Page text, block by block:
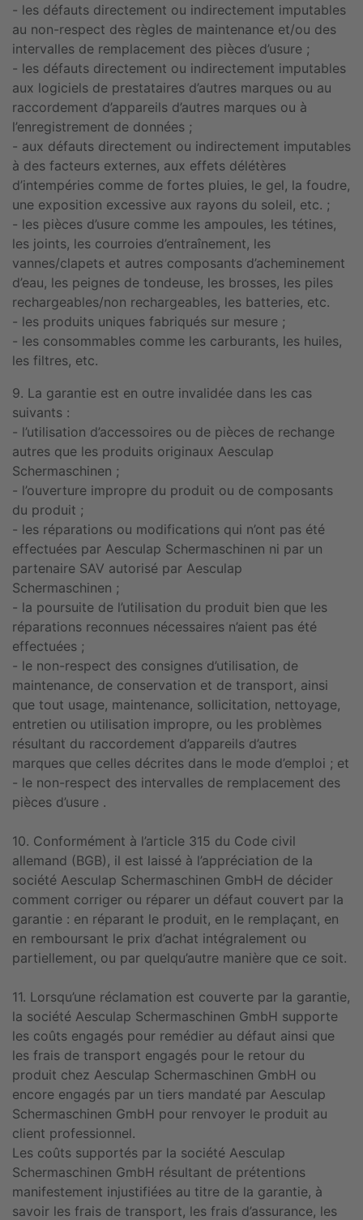
- les défauts directement ou indirectement imputables
au non-respect des règles de maintenance et/ou des
intervalles de remplacement des pièces d’usure ;
- les défauts directement ou indirectement imputables
aux logiciels de prestataires d’autres marques ou au
raccordement d’appareils d’autres marques ou à
l’enregistrement de données ;
- aux défauts directement ou indirectement imputables
à des facteurs externes, aux effets délétères
d’intempéries comme de fortes pluies, le gel, la foudre,
une exposition excessive aux rayons du soleil, etc. ;
- les pièces d’usure comme les ampoules, les tétines,
les joints, les courroies d’entraînement, les
vannes/clapets et autres composants d’acheminement
d’eau, les peignes de tondeuse, les brosses, les piles
rechargeables/non rechargeables, les batteries, etc.
- les produits uniques fabriqués sur mesure ;
- les consommables comme les carburants, les huiles,
les filtres, etc.
9. La garantie est en outre invalidée dans les cas
suivants :
- l’utilisation d’accessoires ou de pièces de rechange
autres que les produits originaux Aesculap
Schermaschinen ;
- l’ouverture impropre du produit ou de composants
du produit ;
- les réparations ou modifications qui n’ont pas été
effectuées par Aesculap Schermaschinen ni par un
partenaire SAV autorisé par Aesculap
Schermaschinen ;
- la poursuite de l’utilisation du produit bien que les
réparations reconnues nécessaires n’aient pas été
effectuées ;
- le non-respect des consignes d’utilisation, de
maintenance, de conservation et de transport, ainsi
que tout usage, maintenance, sollicitation, nettoyage,
entretien ou utilisation impropre, ou les problèmes
résultant du raccordement d’appareils d’autres
marques que celles décrites dans le mode d’emploi ; et
- le non-respect des intervalles de remplacement des
pièces d’usure .
10. Conformément à l’article 315 du Code civil
allemand (BGB), il est laissé à l’appréciation de la
société Aesculap Schermaschinen GmbH de décider
comment corriger ou réparer un défaut couvert par la
garantie : en réparant le produit, en le remplaçant, en
en remboursant le prix d’achat intégralement ou
partiellement, ou par quelqu’autre manière que ce soit.
11. Lorsqu’une réclamation est couverte par la garantie,
la société Aesculap Schermaschinen GmbH supporte
les coûts engagés pour remédier au défaut ainsi que
les frais de transport engagés pour le retour du
produit chez Aesculap Schermaschinen GmbH ou
encore engagés par un tiers mandaté par Aesculap
Schermaschinen GmbH pour renvoyer le produit au
client professionnel.
Les coûts supportés par la société Aesculap
Schermaschinen GmbH résultant de prétentions
manifestement injustifiées au titre de la garantie, à
savoir les frais de transport, les frais d’assurance, les